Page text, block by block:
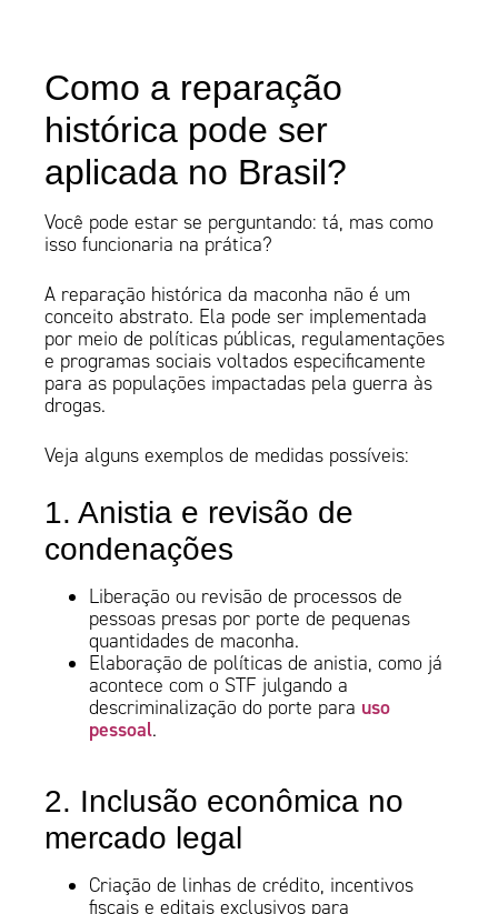
Como a reparação
histórica pode ser
aplicada no Brasil?
Você pode estar se perguntando: tá, mas como
isso funcionaria na prática?
A reparação histórica da maconha não é um
conceito abstrato. Ela pode ser implementada
por meio de políticas públicas, regulamentações
e programas sociais voltados especificamente
para as populações impactadas pela guerra às
drogas.
Veja alguns exemplos de medidas possíveis:
1. Anistia e revisão de
condenações
Liberação ou revisão de processos de
pessoas presas por porte de pequenas
quantidades de maconha.
Elaboração de políticas de anistia, como já
acontece com o STF julgando a
descriminalização do porte para uso
pessoal.
2. Inclusão econômica no
mercado legal
Criação de linhas de crédito, incentivos
fiscais e editais exclusivos para